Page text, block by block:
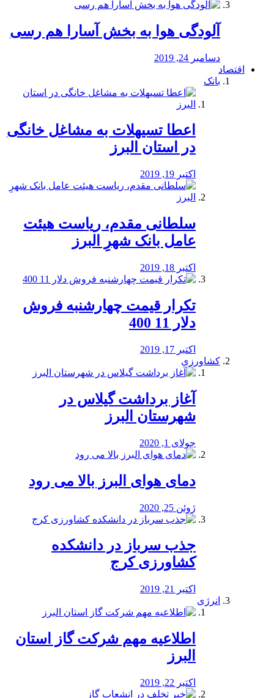
آلودگی هوا به بخش آسارا هم رسی
دسامبر 24, 2019
اقتصاد
بانک
️اعطا تسیهلات به مشاغل خانگی
در استان البرز
اکتبر 19, 2019
سلطانی مقدم، ریاست هیئت
عامل بانک شهرِ البرز
اکتبر 18, 2019
تکرار قیمت چهارشنبه فروش
دلار 11 400
اکتبر 17, 2019
کشاورزی
آغاز برداشت گیلاس در
شهرستان البرز
جولای 1, 2020
دمای هوای البرز بالا می رود
ژوئن 25, 2020
جذب سرباز در دانشکده
کشاورزی کرج
اکتبر 21, 2019
انرژی
️اطلاعیه مهم شرکت گاز استان
البرز
اکتبر 22, 2019